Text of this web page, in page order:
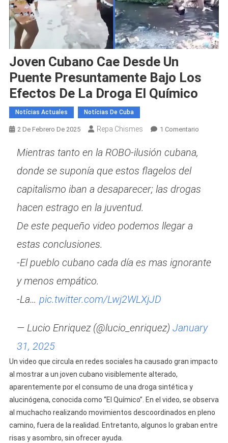
Joven Cubano Cae Desde Un
Puente Presuntamente Bajo Los
Efectos De La Droga El Químico
Notícias Actuales Notícias De Cuba
2 De Febrero De 2025 Repa Chismes 1 ComentarioEn
Un
De
Mientras tanto en la ROBO-ilusión cubana,
donde se suponía que estos flagelos del
capitalismo iban a desaparecer; las drogas
hacen estrago en la juventud.
De este pequeño video podemos llegar a
estas conclusiones.
-El pueblo cubano cada día es mas ignorante
y menos empático.
-La… pic.twitter.com/Lwj2WLXjJD
— Lucio Enriquez (@lucio_enriquez) January
31, 2025
Un video que circula en redes sociales ha causado gran impacto
al mostrar a un joven cubano visiblemente alterado,
aparentemente por el consumo de una droga sintética y
alucinógena, conocida como “El Químico”. En el video, se observa
al muchacho realizando movimientos descoordinados en pleno
camino, fuera de la realidad. Entretanto, algunos lo graban entre
risas y asombro, sin ofrecer ayuda.